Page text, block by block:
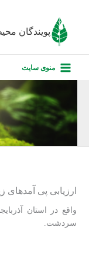
پویندگان
منوی سایت
ارزیابی پی
واقع در استان
سردشت.